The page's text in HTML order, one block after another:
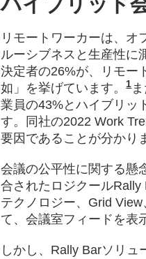
リモートワーカーは、オ
ルーシブネスと生産性に
決定者の26%が、リモー
如」を挙げています。1ま
業員の43%とハイブリッ
す。同社の2022 Work
要因であることが分かり
会議の公平性に関する懸
合されたロジクール
テクノロジー、Grid
て、会議室フィードを表
しかし、Rally Barソリ